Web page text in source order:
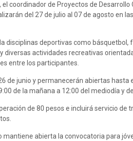
coordinador de Proyectos de
del 27 de julio al 07 de agosto en
disciplinas deportivas como
diversas actividades recreativas
entre los participantes.
de junio y permanecerán abiertas hasta
de la mañana a 12:00 del mediodía y
de 80 pesos e incluirá servicio
mantiene abierta la convocatoria para